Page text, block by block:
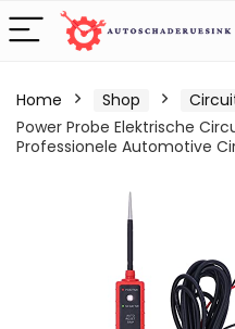
Home Shop
Power Probe Elektrische
Professionele Automotive